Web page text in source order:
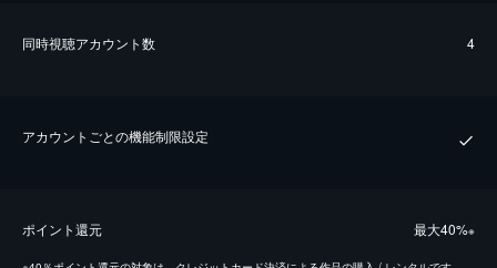
同時視聴アカウント数 4
アカウントごとの機能制限設定
ポイント還元 最⼤40%※